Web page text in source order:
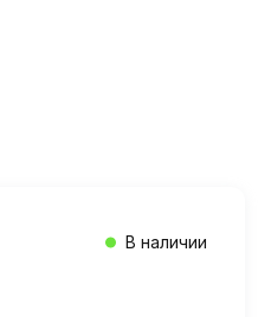
В наличии